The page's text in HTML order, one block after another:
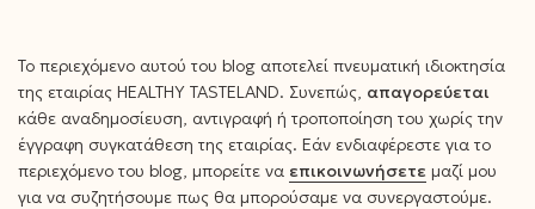
Το περιεχόμενο αυτού του blog αποτελεί πνευματική ιδιοκτησία
της εταιρίας HEALTHY TASTELAND. Συνεπώς, απαγορεύεται
κάθε αναδημοσίευση, αντιγραφή ή τροποποίηση του χωρίς την
έγγραφη συγκατάθεση της εταιρίας. Εάν ενδιαφέρεστε για το
περιεχόμενο του blog, μπορείτε να επικοινωνήσετε μαζί μου
για να συζητήσουμε πως θα μπορούσαμε να συνεργαστούμε.